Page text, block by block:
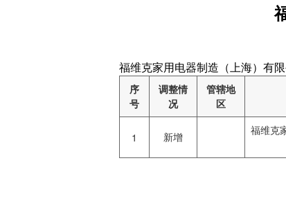
福维克家用电器制造（上海）有
序
号
调整情
况
管辖地
区
1 新增
福维克